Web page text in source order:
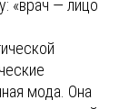
«врач — лицо
мода. Она